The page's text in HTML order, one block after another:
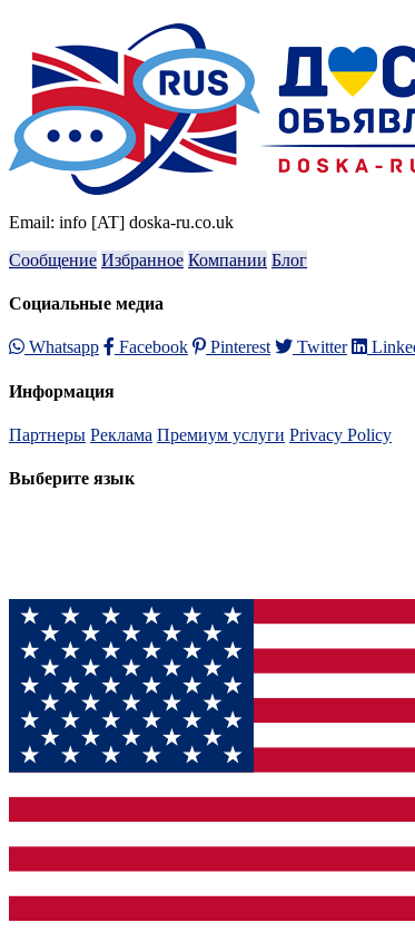
Email: info [AT] doska-ru.co.uk
Сообщение Избранное Компании Блог
Социальные медиа
Whatsapp Facebook Pinterest Twitter
Информация
Партнеры Реклама Премиум услуги Privacy Policy
Выберите язык